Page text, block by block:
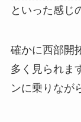
といった感じ
確かに西部開
多く見られま
ンに乗りなが